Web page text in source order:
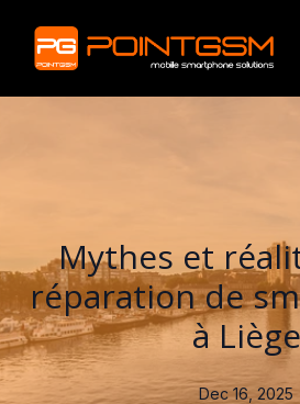
Mythes et
réparation de
à Liège
Dec 16, 2025